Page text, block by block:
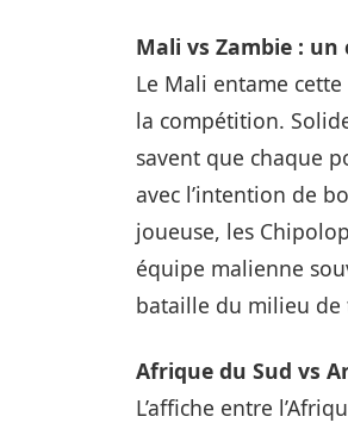
Mali vs Zambie :
Le Mali entame
la compétition.
savent que chaque
avec l’intention de
joueuse, les
équipe malienne
bataille du milieu
Afrique du Sud vs
L’affiche entre